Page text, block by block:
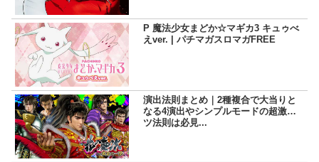
P 魔法少女まどか☆マギカ3 キュゥべ
えver. | パチマガスロマガFREE
演出法則まとめ｜2種複合で大当りと
なる4演出やシンプルモードの超激ア
ツ法則は必見...